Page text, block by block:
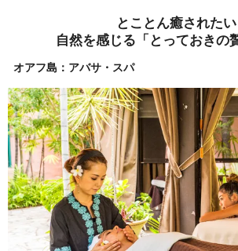
とことん癒されたい
自然を感じる「とっておきの
オアフ島：アバサ・スパ